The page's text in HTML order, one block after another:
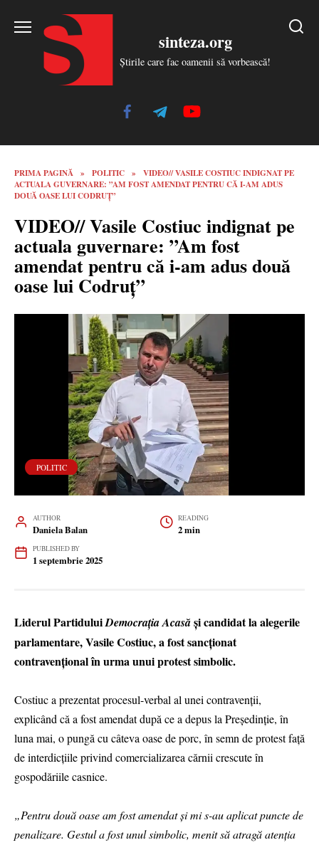
sinteza.org
Știrile care fac oamenii să vorbească!
PRIMA PAGINĂ » POLITIC »
VIDEO// VASILE COSTIUC INDIGNAT PE
ACTUALA GUVERNARE: ”AM FOST AMENDAT PENTRU CĂ I-AM ADUS
DOUĂ OASE LUI CODRUȚ”
VIDEO// Vasile Costiuc indignat pe
actuala guvernare: ”Am fost
amendat pentru că i-am adus două
oase lui Codruț”
POLITIC
AUTHOR
Daniela Balan
READING
2 min
PUBLISHED BY
1 septembrie 2025
Liderul PartiduluiDemocrația Acasăși candidat la alegerile
parlamentare, Vasile Costiuc, a fost sancționat
contravențional în urma unui protest simbolic.
Costiuc a prezentat procesul-verbal al unei contravenții,
explicând că a fost amendat după ce a depus la Președinție, în
luna mai, o pungă cu câteva oase de porc, în semn de protest față
de interdicțiile privind comercializarea cărnii crescute în
gospodăriile casnice.
„Pentru două oase am fost amendat și mi s-au aplicat puncte de
penalizare. Gestul a fost unul simbolic, menit să atragă atenția